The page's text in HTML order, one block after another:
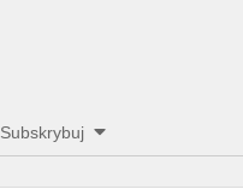
Subskrybuj